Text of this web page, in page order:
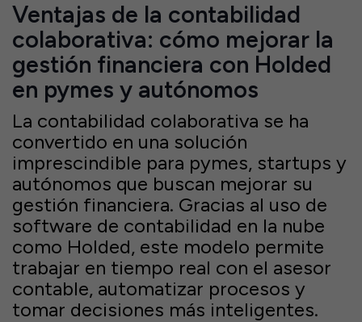
Ventajas de la contabilidad
colaborativa: cómo mejorar la
gestión financiera con Holded
en pymes y autónomos
La contabilidad colaborativa se ha
convertido en una solución
imprescindible para pymes, startups y
autónomos que buscan mejorar su
gestión financiera. Gracias al uso de
software de contabilidad en la nube
como Holded, este modelo permite
trabajar en tiempo real con el asesor
contable, automatizar procesos y
tomar decisiones más inteligentes.